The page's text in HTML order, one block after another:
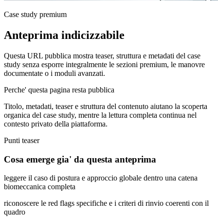
Case study premium
Anteprima indicizzabile
Questa URL pubblica mostra teaser, struttura e metadati del case
study senza esporre integralmente le sezioni premium, le manovre
documentate o i moduli avanzati.
Perche' questa pagina resta pubblica
Titolo, metadati, teaser e struttura del contenuto aiutano la scoperta
organica del case study, mentre la lettura completa continua nel
contesto privato della piattaforma.
Punti teaser
Cosa emerge gia' da questa anteprima
leggere il caso di postura e approccio globale dentro una catena
biomeccanica completa
riconoscere le red flags specifiche e i criteri di rinvio coerenti con il
quadro